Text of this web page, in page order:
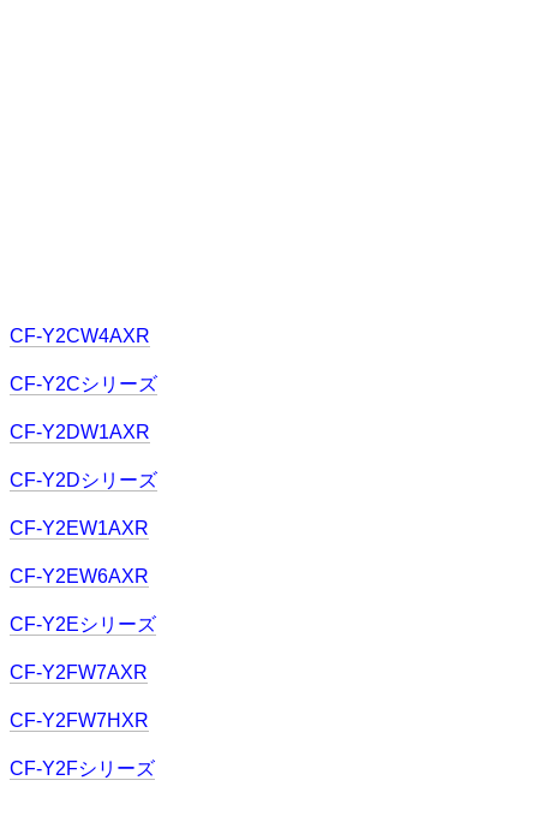
CF-Y2CW4AXR
CF-Y2Cシリーズ
CF-Y2DW1AXR
CF-Y2Dシリーズ
CF-Y2EW1AXR
CF-Y2EW6AXR
CF-Y2Eシリーズ
CF-Y2FW7AXR
CF-Y2FW7HXR
CF-Y2Fシリーズ